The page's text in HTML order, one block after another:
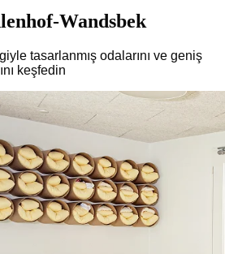
Wandsbek
tasarlanmış odalarını ve geniş
keşfedin